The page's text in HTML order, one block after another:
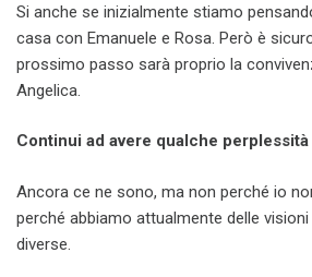
Si anche se inizialmente stiamo
casa con Emanuele e Rosa. Però è
prossimo passo sarà proprio la
Angelica.
Continui ad avere qualche
Ancora ce ne sono, ma non perché io
perché abbiamo attualmente delle
diverse.